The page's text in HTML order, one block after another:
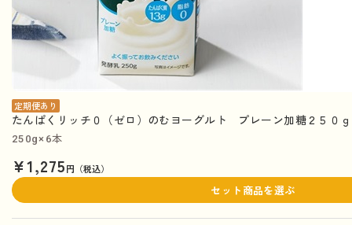
定期便あり
たんぱくリッチ０（ゼロ）のむヨーグルト プレーン加糖２５０
250g×6本
¥1,275円（税込）
セット商品を選ぶ